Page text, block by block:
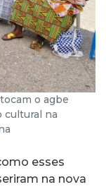
o agbe
cultural na
esses
na nova